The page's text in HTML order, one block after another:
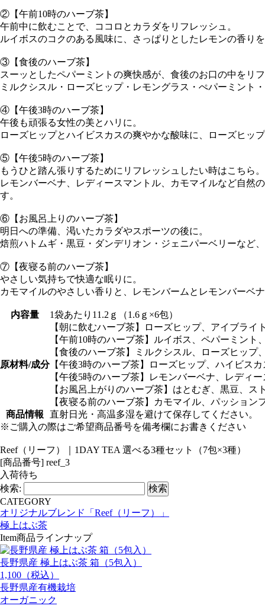
②【午前10時のハーブ茶】
午前中に飲むことで、ココロとカラダをリフレッシュ。
ルイボスのコクのある風味に、さっぱりとしたレモンの香り
③【食後のハーブ茶】
スーッとしたペパーミントの爽快感が、食後のお口の中をリ
ミルクシスル・ローズヒップ・レモングラス・ぺパーミント
④【午後3時のハーブ茶】
午後も頑張る女性の美とハリに。
ローズヒップとハイビスカスの爽やかな酸味に、ローズヒッ
⑤【午後5時のハーブ茶】
もうひと踏ん張りするためにリフレッシュしたい時はこちら。
レモンバーベナ、レディースマントル、カモマイルなど自然
す。
⑥【お風呂上りのハーブ茶】
明日への準備、渇いたカラダやスポーツの後に。
焙煎ハトムギ・黒豆・ダンデリオン・ジェニパーベリーなど
⑦【夜寝る前のハーブ茶】
やさしい気持ちで快適な眠りに。
カモマイルのやさしい香りと、レモンバームとレモンバーベ
内容量 1袋あたり11.2ｇ（1.6ｇ×6包）
原材料/成分
【朝に飲むハーブ茶】ローズヒップ、アイブラ
【午前10時のハーブ茶】ルイボス、ペパーミン
【食後のハーブ茶】ミルクシスル、ローズヒッ
【午後3時のハーブ茶】ローズヒップ、ハイビス
【午後5時のハーブ茶】レモンバーベナ、レディ
【お風呂上がりのハーブ茶】はとむぎ、黒豆、
【夜寝る前のハーブ茶】カモマイル、パッショ
商品情報
直射日光・高温多湿を避けて保存してください。
※ご購入の際はご希望商品番号を備考欄にお書きください
Reef（リーフ）｜1DAY TEA 選べる3種セット（7包×3種）
[商品番号] reef_3
入荷待ち
検索:
CATEGORY
オリジナルブレンド「Reef（リーフ）」
極上はぶ茶
Item商品ラインナップ
長野県産 極上はぶ茶 箱（5包入）
1,100（税込）
長野県産有機栽培
オーガニック